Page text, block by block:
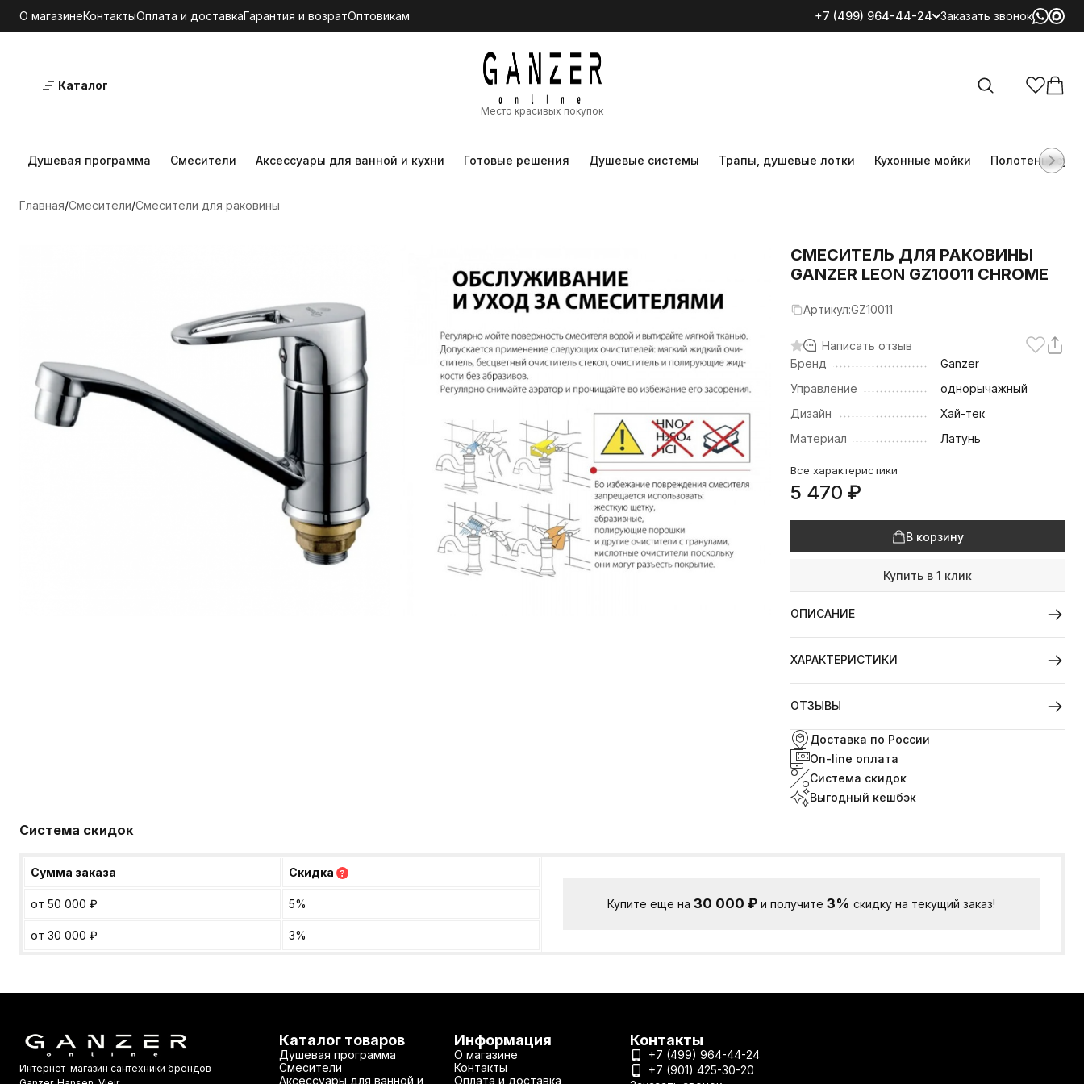
О магазинеКонтактыОплата и доставкаГарантия и возратОптовикам +7 (499) 964-44-24 Заказать звонок
Каталог
Место красивых покупок
Душевая программа Смесители Аксессуары для ванной и кухни Готовые решения Душевые системы Трапы, душевые лотки Кухонные мойки
Главная Смесители Смесители для раковины
CМЕСИТЕЛЬ ДЛЯ РАКОВИНЫ
GANZER LEON GZ10011 CHROME
Артикул:GZ10011
Написать отзыв
Бренд
Ganzer
Управление
однорычажный
Дизайн
Хай-тек
Материал
Латунь
Все характеристики
5 470 ₽
В корзину
Купить в 1 клик
ОПИСАНИЕ
ХАРАКТЕРИСТИКИ
ОТЗЫВЫ
Доставка по России
On-line оплата
Система скидок
Выгодный кешбэк
Система скидок
Сумма заказа Скидка ?
от 50 000 ₽ 5%
от 30 000 ₽ 3%
Купите еще на30 000₽ и получите3% скидку на текущий заказ!
Интернет-магазин сантехники брендов
Каталог товаров
Душевая программа
Смесители
Аксессуары для ванной и
Информация
О магазине
Контакты
Оплата и доставка
Контакты
+7 (499) 964-44-24
+7 (901) 425-30-20